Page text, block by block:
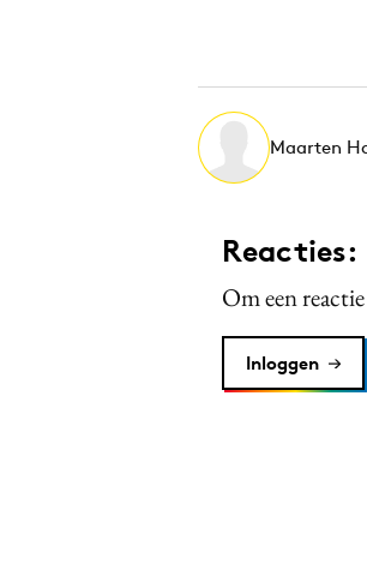
Maarten
Reacties:
Om een
Inloggen